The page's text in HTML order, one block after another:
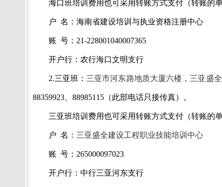
海口班培训费用也可采用转账方式支付（转账的
户 名：海南省建设培训与执业资格注册中心
账 号： 21-228001040007365
开户行：农行海口文明支行
2.三亚班： 三亚市河东路地质大厦六楼，三亚盛
88359923、 88985115（此部电话只接传真）。
三亚班培训费用也可采用转账方式支付（转账的
户 名： 三亚盛全建设工程职业技能培训中心
账 号： 265000097023
开户行：中行三亚河东支行